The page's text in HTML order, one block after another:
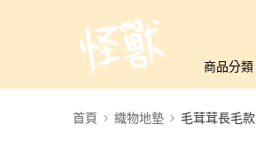
商品分類
首頁 織物地墊 毛茸茸長毛款